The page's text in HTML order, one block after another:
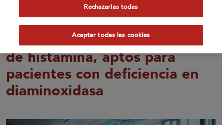
HISTAMILK para desarrollar
una gama de productos
lácteos con un bajo contenido
de histamina, aptos para
pacientes con deficiencia en
diaminoxidasa
Rechazarlas todas
Aceptar todas las cookies